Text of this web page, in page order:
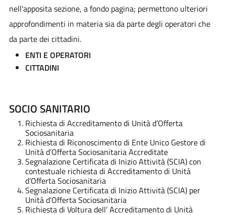
nell'apposita sezione, a fondo pagina; permettono ulteriori
approfondimenti in materia sia da parte degli operatori che
da parte dei cittadini.
ENTI E OPERATORI
CITTADINI
SOCIO SANITARIO
Richiesta di Accreditamento di Unità d’Offerta
Sociosanitaria
Richiesta di Riconoscimento di Ente Unico Gestore di
Unità d’Offerta Sociosanitaria Accreditate
Segnalazione Certificata di Inizio Attività (SCIA) con
contestuale richiesta di Accreditamento di Unità
d’Offerta Sociosanitaria
Segnalazione Certificata di Inizio Attività (SCIA) per
Unità d’Offerta Sociosanitaria
Richiesta di Voltura dell’ Accreditamento di Unità